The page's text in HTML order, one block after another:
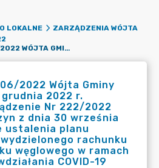
LOKALNE
ZARZĄDZENIA WÓJTA
ZARZĄDZENIE NR 306/2022 WÓJTA GMINY RASZYN Z DNIA 30 GRUDNIA 2022 R. ZMIENIAJĄCE ZARZĄDZENIE NR 222/2022 WÓJTA GMINY RASZYN Z DNIA 30 WRZEŚNIA 2022 R. W SPRAWIE USTALENIA PLANU FINANSOWEGO DLA WYDZIELONEGO RACHUNKU DO OBSŁUGI DODATKU WĘGLOWEGO W RAMACH FUNDUSZU PRZECIWDZIAŁANIA COVID-19
2022 Wójta Gminy
2022 r.
Nr 222/2022
z dnia 30 września
ustalenia planu
rachunku
węglowego w ramach
COVID-19